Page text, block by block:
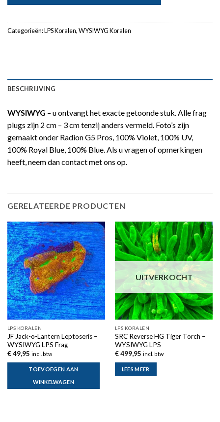
Categorieën:LPS Koralen,WYSIWYG Koralen
BESCHRIJVING
WYSIWYG – u ontvangt het exacte getoonde stuk. Alle frag
plugs zijn 2 cm – 3 cm tenzij anders vermeld. Foto’s zijn
gemaakt onder Radion G5 Pros, 100% Violet, 100% UV,
100% Royal Blue, 100% Blue. Als u vragen of opmerkingen
heeft, neem dan contact met ons op.
GERELATEERDE PRODUCTEN
LPS KORALEN
JF Jack-o-Lantern Leptoseris –
WYSIWYG LPS Frag
€49,95 incl. btw
TOEVOEGEN AAN
WINKELWAGEN
UITVERKOCHT
LPS KORALEN
SRC Reverse HG Tiger Torch –
WYSIWYG LPS
€499,95 incl. btw
LEES MEER